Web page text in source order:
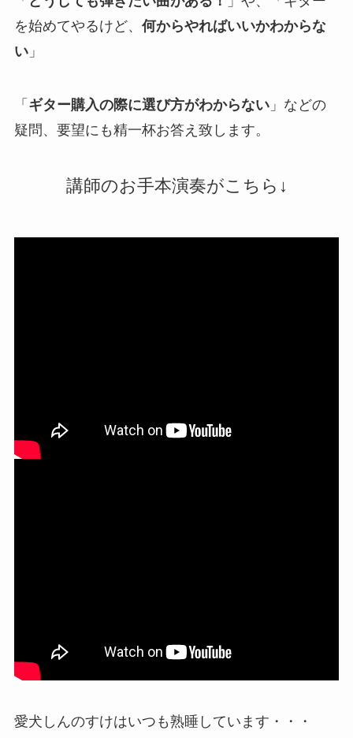
を始めてやるけど、 何からやればいいかわからな
い」
「 ギター購入の際に選び方がわからない」などの
疑問、要望にも精一杯お答え致します。
講師のお手本演奏がこちら↓
愛犬しんのすけはいつも熟睡しています・・・